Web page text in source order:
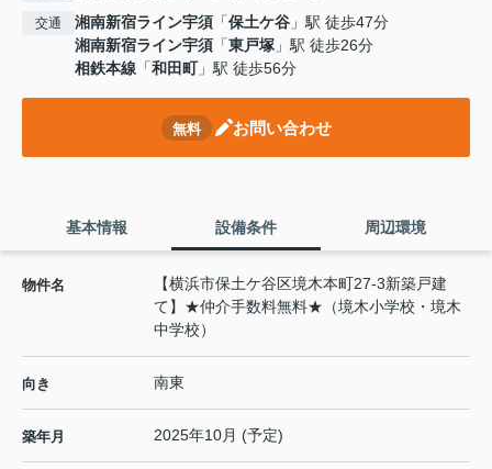
交通 湘南新宿ライン宇須 「保土ケ谷 」駅 徒歩47分
湘南新宿ライン宇須 「東戸塚 」駅 徒歩26分
相鉄本線 「和田町」駅 徒歩56分
無料 お問い合わせ
基本情報 設備条件 周辺環境
物件名
【横浜市保土ケ谷区境木本町27-3新築戸建
て】★仲介手数料無料★（境木小学校・境木
中学校）
向き 南東
築年月 2025年10月 (予定)